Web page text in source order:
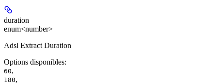
duration
enum<number>
Adsl Extract Duration
Options disponibles:
60,
180,